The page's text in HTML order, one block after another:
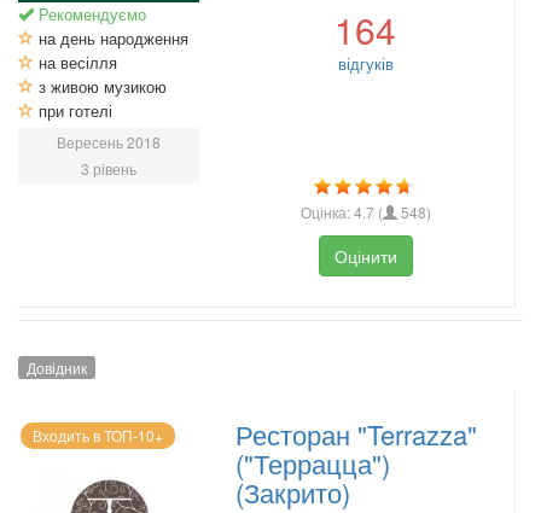
Рекомендуємо
на день народження
на весілля
з живою музикою
при готелі
Вересень 2018
3 рівень
164
відгуків
Оцінка:4.7 ( 548)
Оцінити
Довідник
Входить в ТОП-10+ Ресторан "Terrazza"
("Террацца")
(Закрито)